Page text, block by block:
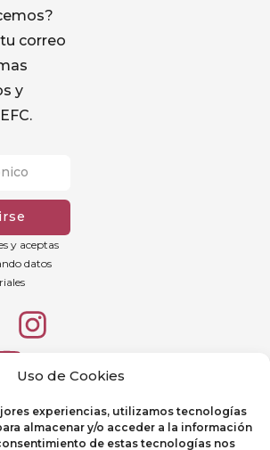
Uso de Cookies
experiencias, utilizamos tecnologías
almacenar y/o acceder a la información
de estas tecnologías nos
correo
y
y aceptas
datos